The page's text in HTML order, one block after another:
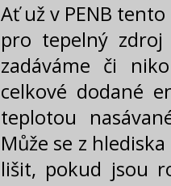
Ať už v PENB
pro tepelný
zadáváme či
celkové dodané
teplotou
Může se z
lišit, pokud jsou